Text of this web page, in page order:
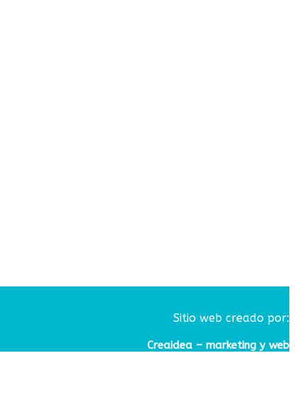
Sitio web creado por:
Creaidea – marketing y web